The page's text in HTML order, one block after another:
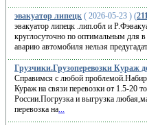
эвакуатор липецк ( 2026-05-23 ) (
эвакуатор липецк .лип.обл и
круглосуточно по оптимальным для
аварию автомобиля нельзя
Грузчики.Грузоперевозки Кураж
Справимся с любой
Кураж на связи перевозки от 1.5-20
России.Погрузка и выгрузка
перевозка на...